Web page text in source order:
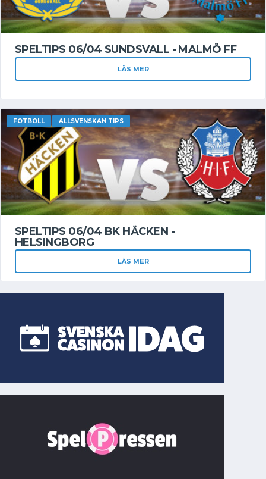
SPELTIPS 06/04 SUNDSVALL - MALMÖ FF
LÄS MER
FOTBOLL ALLSVENSKAN TIPS
SPELTIPS 06/04 BK HÄCKEN -
HELSINGBORG
LÄS MER